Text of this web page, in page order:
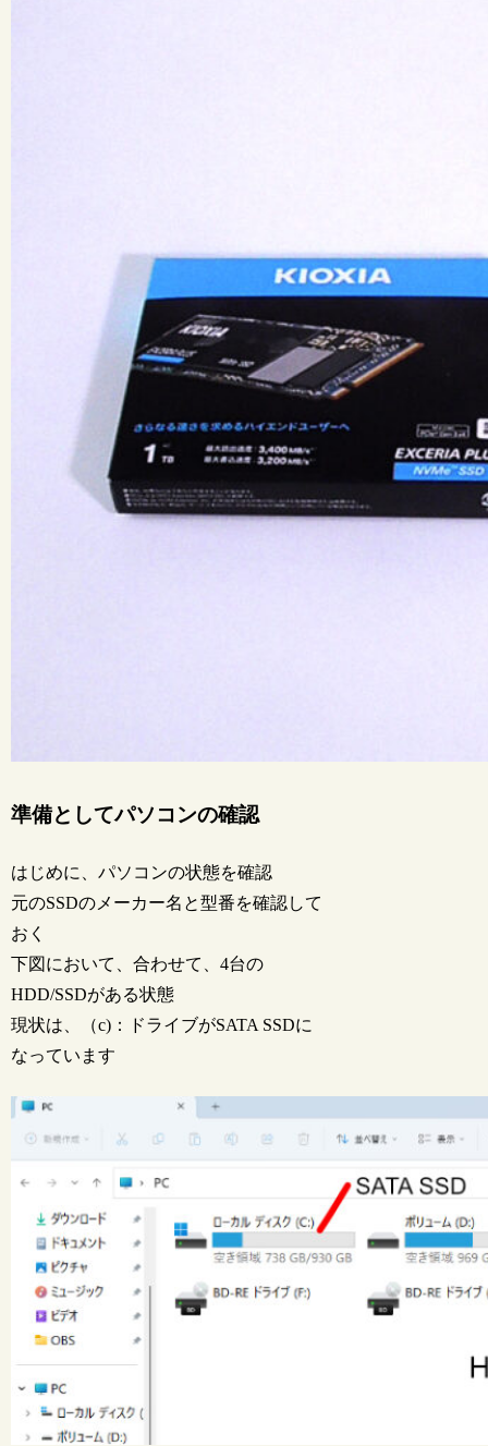
準備としてパソコンの確認
はじめに、パソコンの状態を確認
元のSSDのメーカー名と型番を確認して
おく
下図において、合わせて、4台の
HDD/SSDがある状態
現状は、（c)：ドライブがSATA SSDに
なっています